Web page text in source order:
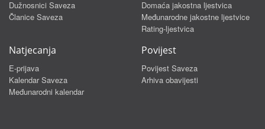
Dužnosnici Saveza
Članice Saveza
Domaća jakostna ljestvica
Međunarodne jakostne ljestvice
Rating-ljestvica
Natjecanja
E-prijava
Kalendar Saveza
Međunarodni kalendar
Povijest
Povijest Saveza
Arhiva obavijesti